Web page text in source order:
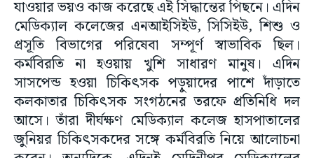
যাওয়ার ভয়ও কাজ করেছে এই সিদ্ধান্তের পিছনে। এদিন
মেডিক্যাল কলেজের এনআইসিইউ, সিসিইউ, শিশু ও
প্রসূতি বিভাগের পরিষেবা সম্পূর্ণ স্বাভাবিক ছিল।
কর্মবিরতি না হওয়ায় খুশি সাধারণ মানুষ। এদিন
সাসপেন্ড হওয়া চিকিৎসক পড়ুয়াদের পাশে দাঁড়াতে
কলকাতার চিকিৎসক সংগঠনের তরফে প্রতিনিধি দল
আসে। তাঁরা দীর্ঘক্ষণ মেডিক্যাল কলেজ হাসপাতালের
জুনিয়র চিকিৎসকদের সঙ্গে কর্মবিরতি নিয়ে আলোচনা